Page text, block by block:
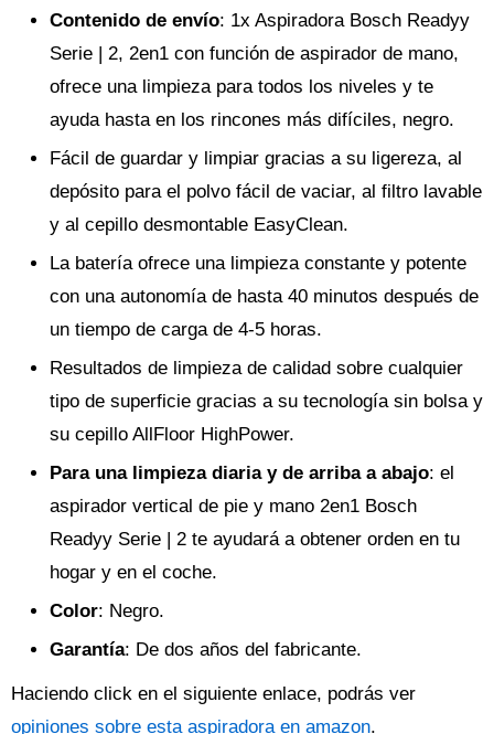
Contenido de envío: 1x Aspiradora Bosch Readyy
Serie | 2, 2en1 con función de aspirador de mano,
ofrece una limpieza para todos los niveles y te
ayuda hasta en los rincones más difíciles, negro.
Fácil de guardar y limpiar gracias a su ligereza, al
depósito para el polvo fácil de vaciar, al filtro lavable
y al cepillo desmontable EasyClean.
La batería ofrece una limpieza constante y potente
con una autonomía de hasta 40 minutos después de
un tiempo de carga de 4-5 horas.
Resultados de limpieza de calidad sobre cualquier
tipo de superficie gracias a su tecnología sin bolsa y
su cepillo AllFloor HighPower.
Para una limpieza diaria y de arriba a abajo: el
aspirador vertical de pie y mano 2en1 Bosch
Readyy Serie | 2 te ayudará a obtener orden en tu
hogar y en el coche.
Color: Negro.
Garantía: De dos años del fabricante.
Haciendo click en el siguiente enlace, podrás ver
opiniones sobre esta aspiradora en amazon.